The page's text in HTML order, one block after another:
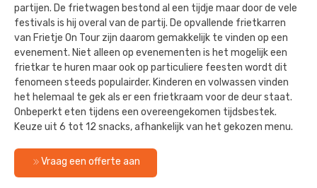
partijen. De frietwagen bestond al een tijdje maar door de vele
festivals is hij overal van de partij. De opvallende frietkarren
van Frietje On Tour zijn daarom gemakkelijk te vinden op een
evenement. Niet alleen op evenementen is het mogelijk een
frietkar te huren maar ook op particuliere feesten wordt dit
fenomeen steeds populairder. Kinderen en volwassen vinden
het helemaal te gek als er een frietkraam voor de deur staat.
Onbeperkt eten tijdens een overeengekomen tijdsbestek.
Keuze uit 6 tot 12 snacks, afhankelijk van het gekozen menu.
Vraag een offerte aan